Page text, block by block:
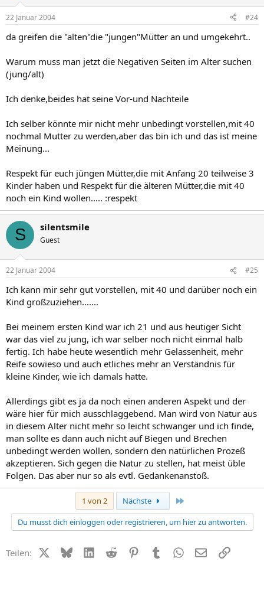
22 Januar 2004 #24
da greifen die "alten"die "jungen"Mütter an und umgekehrt..
Warum muss man jetzt die Negativen Seiten im Alter suchen
(jung/alt)
Ich denke,beides hat seine Vor-und Nachteile
Ich selber könnte mir nicht mehr unbedingt vorstellen,mit 40
nochmal Mutter zu werden,aber das bin ich und das ist meine
Meinung...
Respekt für euch jüngen Mütter,die mit Anfang 20 teilweise 3
Kinder haben und Respekt für die älteren Mütter,die mit 40
noch ein Kind wollen..... :respekt
S silentsmile
Guest
22 Januar 2004 #25
Ich kann mir sehr gut vorstellen, mit 40 und darüber noch ein
Kind großzuziehen.......
Bei meinem ersten Kind war ich 21 und aus heutiger Sicht
war das viel zu jung, ich war selber noch nicht einmal halb
fertig. Ich habe heute wesentlich mehr Gelassenheit, mehr
Reife sowieso und auch etliches mehr an Verständnis für
kleine Kinder, wie ich damals hatte.
Allerdings gibt es ja da noch einen anderen Aspekt und der
wäre hier für mich ausschlaggebend. Man wird von Natur aus
in diesem Alter nicht mehr so leicht schwanger und ich finde,
man sollte es dann auch nicht auf Biegen und Brechen
unbedingt werden wollen, sondern den natürlichen Prozeß
akzeptieren. Sich gegen die Natur zu stellen, hat meist üble
Folgen. Das aber nur so als evtl. Gedankenanstoß.
1 von 2 Nächste
Du musst dich einloggen oder registrieren, um hier zu antworten.
Teilen: X (Twitter)
BlueskyLinkedIn
Reddit PinterestTumblr WhatsApp
E-MailLink